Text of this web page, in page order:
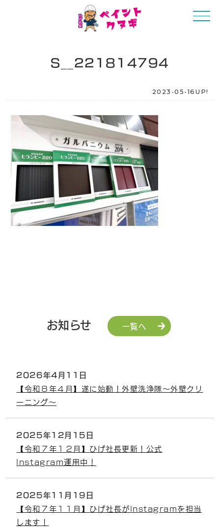
S__221814794
2023-05-16UP!
お知らせ 一覧へ
2026年4月11日
【令和８年４月】遂に始動！外壁洗浄隊～外壁クリ
ーニング～
2025年12月15日
【令和７年１２月】ひげ社長更新！公式
Instagram運用中！
2025年11月19日
【令和７年１１月】ひげ社長がInstagramを担当
します！